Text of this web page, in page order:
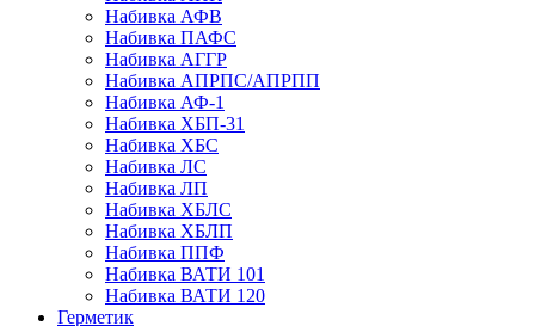
Набивка АФВ
Набивка ПАФС
Набивка АГГР
Набивка АПРПС/АПРПП
Набивка АФ-1
Набивка ХБП-31
Набивка ХБС
Набивка ЛС
Набивка ЛП
Набивка ХБЛС
Набивка ХБЛП
Набивка ППФ
Набивка ВАТИ 101
Набивка ВАТИ 120
Герметик